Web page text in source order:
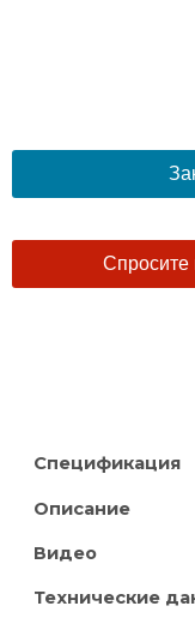
Спросите
Спецификация
Описание
Видео
Технические